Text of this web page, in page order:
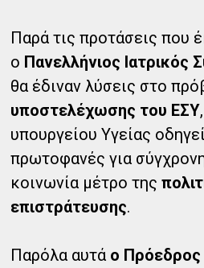
Παρά τις προτάσεις που
ο Πανελλήνιος Ιατρικός
θα έδιναν λύσεις στο
υποστελέχωσης του ΕΣΥ
υπουργείου Υγείας
πρωτοφανές για
κοινωνία μέτρο της
επιστράτευσης.
Παρόλα αυτά ο Πρόεδρος